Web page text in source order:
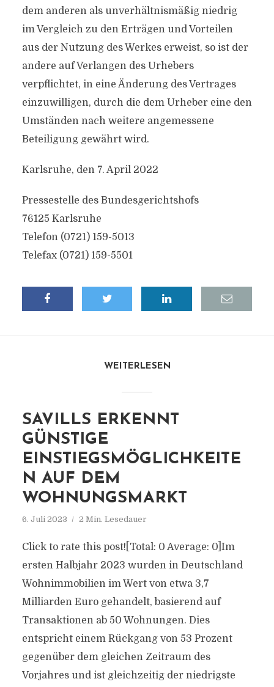
dem anderen als unverhältnismäßig niedrig
im Vergleich zu den Erträgen und Vorteilen
aus der Nutzung des Werkes erweist, so ist der
andere auf Verlangen des Urhebers
verpflichtet, in eine Änderung des Vertrages
einzuwilligen, durch die dem Urheber eine den
Umständen nach weitere angemessene
Beteiligung gewährt wird.
Karlsruhe, den 7. April 2022
Pressestelle des Bundesgerichtshofs
76125 Karlsruhe
Telefon (0721) 159-5013
Telefax (0721) 159-5501
WEITERLESEN
SAVILLS ERKENNT
GÜNSTIGE
EINSTIEGSMÖGLICHKEITE
N AUF DEM
WOHNUNGSMARKT
6. Juli 2023 2 Min. Lesedauer
Click to rate this post![Total: 0 Average: 0]Im
ersten Halbjahr 2023 wurden in Deutschland
Wohnimmobilien im Wert von etwa 3,7
Milliarden Euro gehandelt, basierend auf
Transaktionen ab 50 Wohnungen. Dies
entspricht einem Rückgang von 53 Prozent
gegenüber dem gleichen Zeitraum des
Vorjahres und ist gleichzeitig der niedrigste